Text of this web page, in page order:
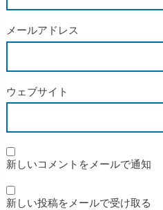
メールアドレス
ウェブサイト
新しいコメントをメールで通知
新しい投稿をメールで受け取る